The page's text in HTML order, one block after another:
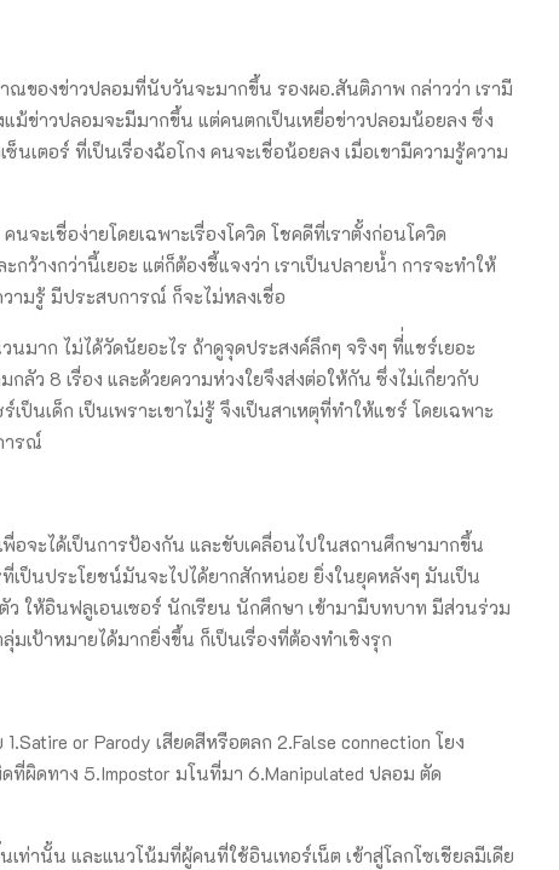
งข่าวปลอมที่นับวันจะมากขึ้น รองผอ.สันติภาพ กล่าวว่า เรามี
ม้ข่าวปลอมจะมีมากขึ้น แต่คนตกเป็นเหยื่อข่าวปลอมน้อยลง ซึ่ง
เตอร์ ที่เป็นเรื่องฉ้อโกง คนจะเชื่อน้อยลง เมื่อเขามีความรู้ความ
เชื่อง่ายโดยเฉพาะเรื่องโควิด โชคดีที่เราตั้งก่อนโควิด
ว้างกว่านี้เยอะ แต่ก็ต้องชี้แจงว่า เราเป็นปลายน้ำ การจะทำให้
ามรู้ มีประสบการณ์ ก็จะไม่หลงเชื่อ
าก ไม่ได้วัดนัยอะไร ถ้าดูจุดประสงค์ลึกๆ จริงๆ ที่่แชร์เยอะ
กลัว 8 เรื่อง และด้วยความห่วงใยจึงส่งต่อให้กัน ซึ่งไม่เกี่ยวกับ
ป็นเด็ก เป็นเพราะเขาไม่รู้ จึงเป็นสาเหตุที่ทำให้แชร์ โดยเฉพาะ
ารณ์
อจะได้เป็นการป้องกัน และขับเคลื่อนไปในสถานศึกษามากขึ้น
ที่เป็นประโยชน์มันจะไปได้ยากสักหน่อย ยิ่งในยุคหลังๆ มันเป็น
ว ให้อินฟลูเอนเซอร์ นักเรียน นักศึกษา เข้ามามีบทบาท มีส่วนร่วม
เป้าหมายได้มากยิ่งขึ้น ก็เป็นเรื่องที่ต้องทำเชิงรุก
or Parody เสียดสีหรือตลก 2.False connection โยง
ที่ผิดทาง 5.Impostor มโนที่มา 6.Manipulated ปลอม ตัด
านั้น และแนวโน้มที่ผู้คนที่ใช้อินเทอร์เน็ต เข้าสู่โลกโซเชียลมีเดีย